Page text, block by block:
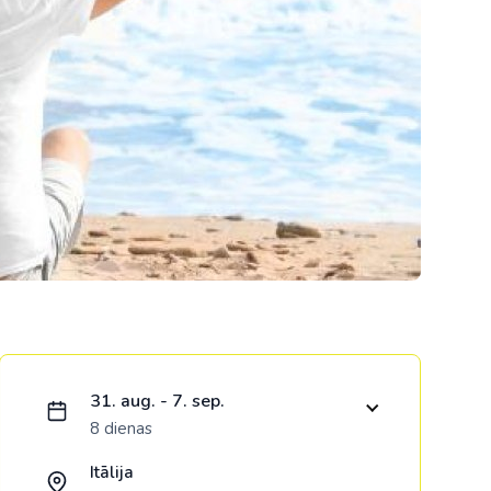
Kolumbija
Kostarika
Meksika
Panama
Ielādējam piedāvājumu...
31. aug. - 7. sep.
8 dienas
Itālija